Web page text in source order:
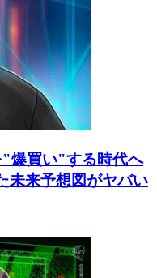
爆買い"する時代へ
未来予想図がヤバい